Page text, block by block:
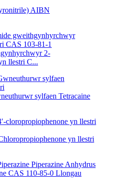
AIBN
2-
llestri C...
sylfaen Tetracaine
yn llestri